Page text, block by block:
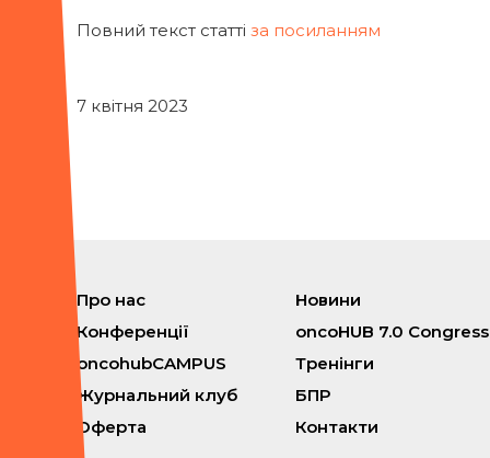
Повний текст статті за посиланням
7 квітня 2023
Про нас
Новини
Конференції
oncoHUB 7.0 Congress
oncohubCAMPUS
Тренінги
Журнальний клуб
БПР
Оферта
Контакти